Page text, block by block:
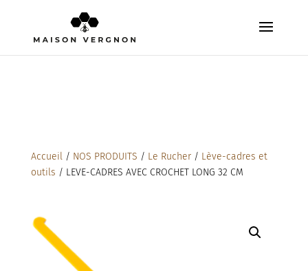
Accueil/ NOS PRODUITS / Le Rucher/ Lève-cadres et
outils / LEVE-CADRES AVEC CROCHET LONG 32 CM